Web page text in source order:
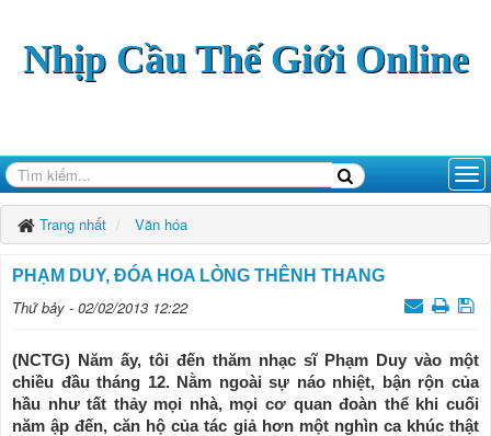
Nhịp Cầu Thế Giới Online
Trang nhất Văn hóa
PHẠM DUY, ĐÓA HOA LÒNG THÊNH THANG
Thứ bảy - 02/02/2013 12:22
(NCTG) Năm ấy, tôi đến thăm nhạc sĩ Phạm Duy vào một
chiều đầu tháng 12. Nằm ngoài sự náo nhiệt, bận rộn của
hầu như tất thảy mọi nhà, mọi cơ quan đoàn thể khi cuối
năm ập đến, căn hộ của tác giả hơn một nghìn ca khúc thật